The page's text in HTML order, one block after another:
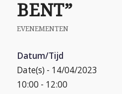
BENT”
EVENEMENTEN
Datum/Tijd
Date(s) - 14/04/2023
10:00 - 12:00